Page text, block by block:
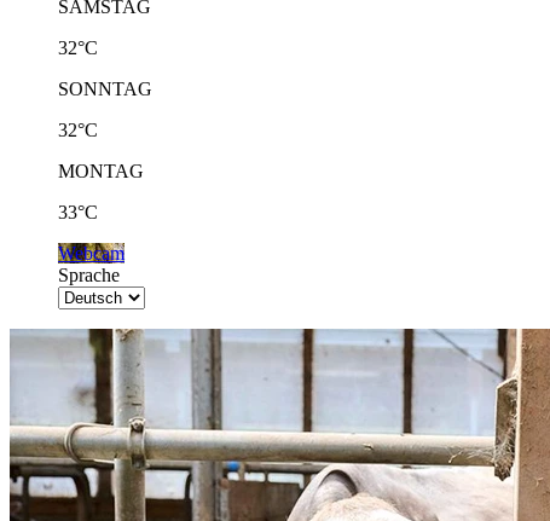
SAMSTAG
32°C
SONNTAG
32°C
MONTAG
33°C
Webcam
Sprache